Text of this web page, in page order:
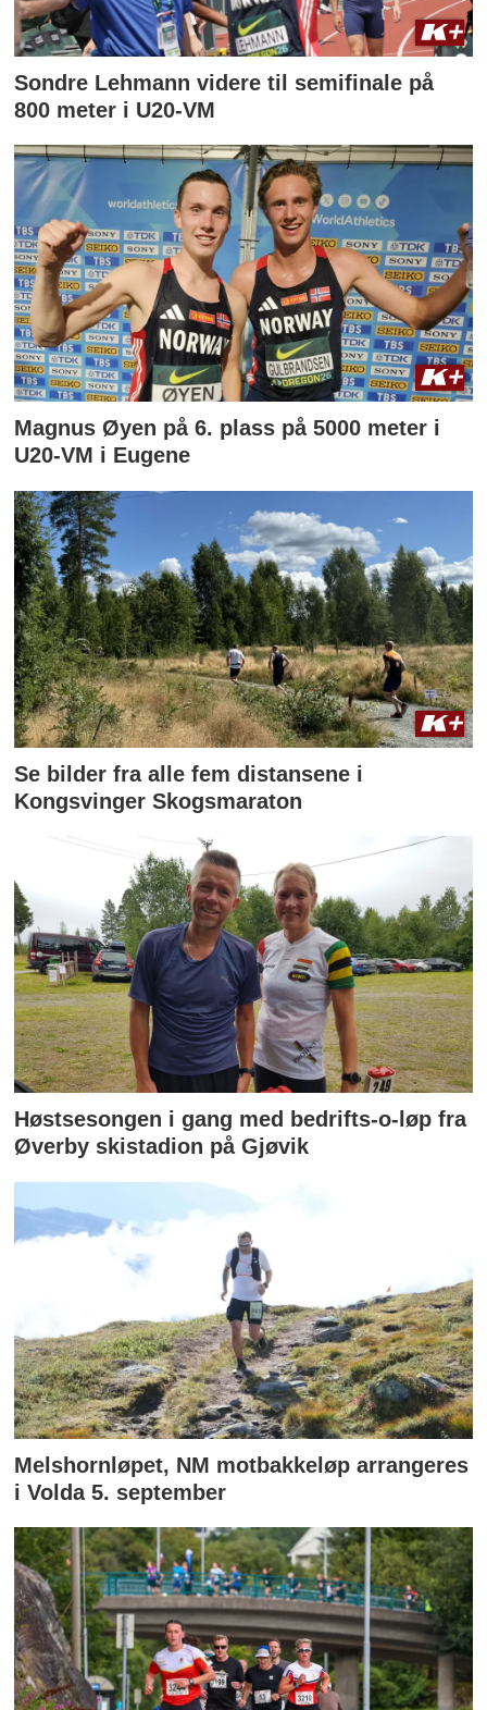
Sondre Lehmann videre til semifinale på
800 meter i U20-VM
Magnus Øyen på 6. plass på 5000 meter i
U20-VM i Eugene
Se bilder fra alle fem distansene i
Kongsvinger Skogsmaraton
Høstsesongen i gang med bedrifts-o-løp fra
Øverby skistadion på Gjøvik
Melshornløpet, NM motbakkeløp arrangeres
i Volda 5. september